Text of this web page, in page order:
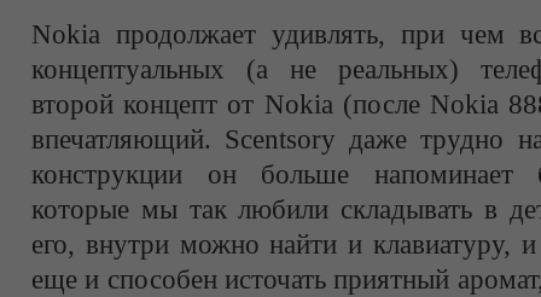
Nokia продолжает удивлять, при чем
концептуальных (а не реальных)
второй концепт от Nokia (после Nokia
впечатляющий. Scentsory даже трудно
конструкции он больше напоминает
которые мы так любили складывать в
его, внутри можно найти и клавиатуру,
еще и способен источать приятный